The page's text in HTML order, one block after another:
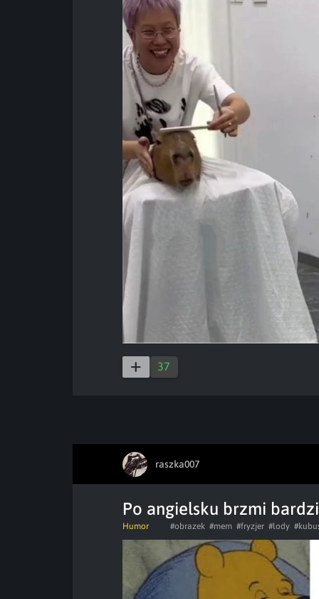
37
raszka007
Po angielsku brzmi
Humor #obrazek #mem #fryzjer #lody